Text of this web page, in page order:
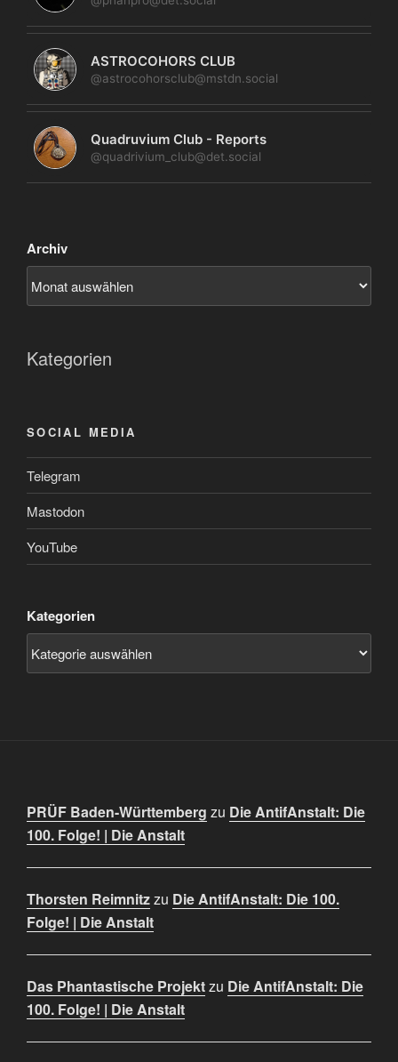
ASTROCOHORS CLUB
@astrocohorsclub@mstdn.social
Quadruvium Club - Reports
@quadrivium_club@det.social
Archiv
Kategorien
SOCIAL MEDIA
Telegram
Mastodon
YouTube
Kategorien
PRÜF Baden-Württemberg zu Die AntifAnstalt: Die
100. Folge! | Die Anstalt
Thorsten Reimnitzzu Die AntifAnstalt: Die 100.
Folge! | Die Anstalt
Das Phantastische Projektzu Die AntifAnstalt: Die
100. Folge! | Die Anstalt